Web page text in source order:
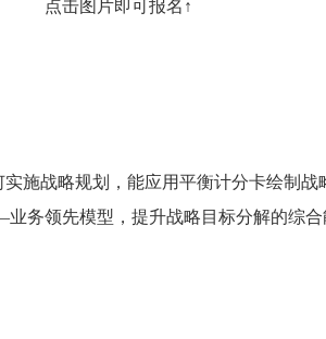
点击图片即可报名↑
实施战略规划，能应用平衡计分卡绘制
务领先模型，提升战略目标分解的综合